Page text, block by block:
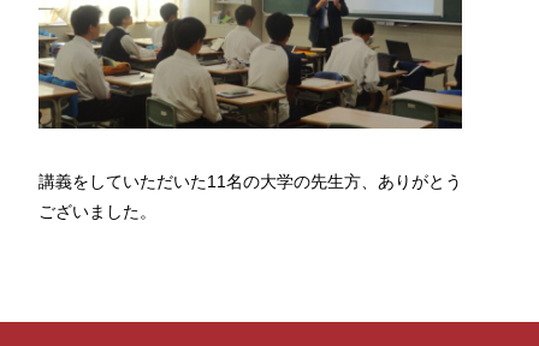
講義をしていただいた11名の大学の先生方、ありがとう
ございました。